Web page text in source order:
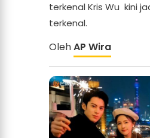
terkenal Kris Wu kini
terkenal.
OlehAP Wira